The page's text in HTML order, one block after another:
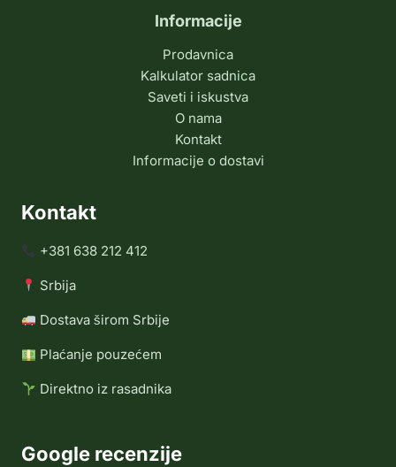
Informacije
Prodavnica
Kalkulator sadnica
Saveti i iskustva
O nama
Kontakt
Informacije o dostavi
Kontakt
+381 638 212 412
Srbija
Dostava širom Srbije
Plaćanje pouzećem
Direktno iz rasadnika
Google recenzije